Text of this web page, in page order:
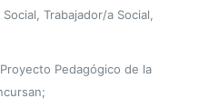
Trabajador/a Social,
Pedagógico de la